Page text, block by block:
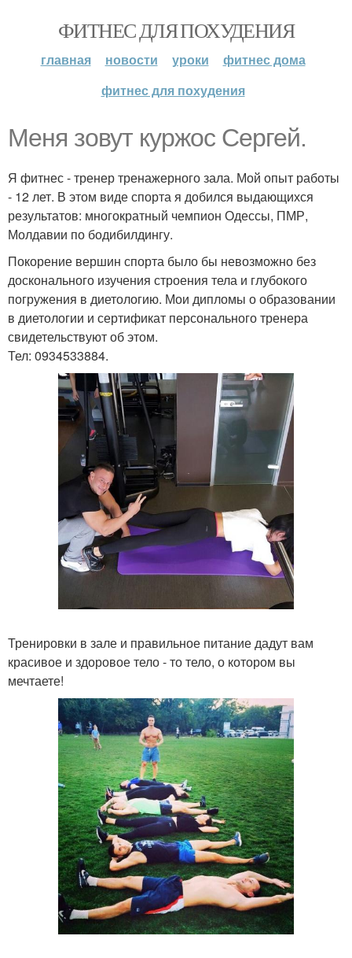
ФИТНЕС ДЛЯ ПОХУДЕНИЯ
главная новости уроки
фитнес дома
фитнес для похудения
Меня зовут куржос Сергей.
Я фитнес - тренер тренажерного зала. Мой опыт работы
- 12 лет. В этом виде спорта я добился выдающихся
результатов: многократный чемпион Одессы, ПМР,
Молдавии по бодибилдингу.
Покорение вершин спорта было бы невозможно без
досконального изучения строения тела и глубокого
погружения в диетологию. Мои дипломы о образовании
в диетологии и сертификат персонального тренера
свидетельствуют об этом.
Тел: 0934533884.
Тренировки в зале и правильное питание дадут вам
красивое и здоровое тело - то тело, о котором вы
мечтаете!